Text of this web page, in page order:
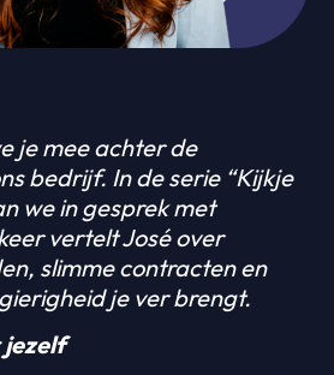
je mee achter de
bedrijf. In de serie “Kijkje
we in gesprek met
vertelt José over
slimme contracten en
je ver brengt.
jezelf